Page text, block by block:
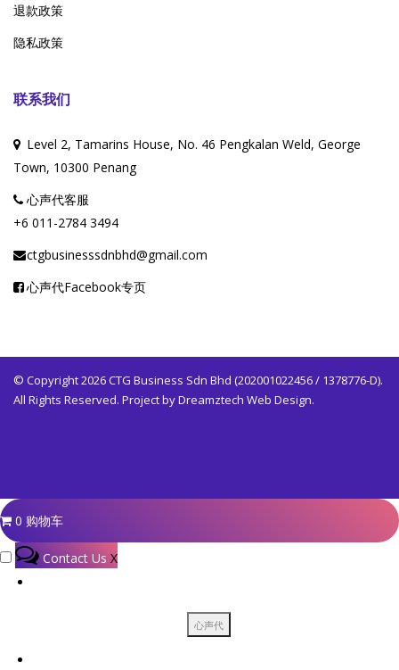
退款政策
隐私政策
联系我们
Level 2, Tamarins House, No. 46 Pengkalan Weld, George
Town, 10300 Penang
心声代客服
+6 011-2784 3494
ctgbusinesssdnbhd@gmail.com
心声代Facebook专页
© Copyright 2026 CTG Business Sdn Bhd (202001022456 / 1378776-D).
All Rights Reserved. Project byDreamztech Web Design.
0 购物车
Contact Us X